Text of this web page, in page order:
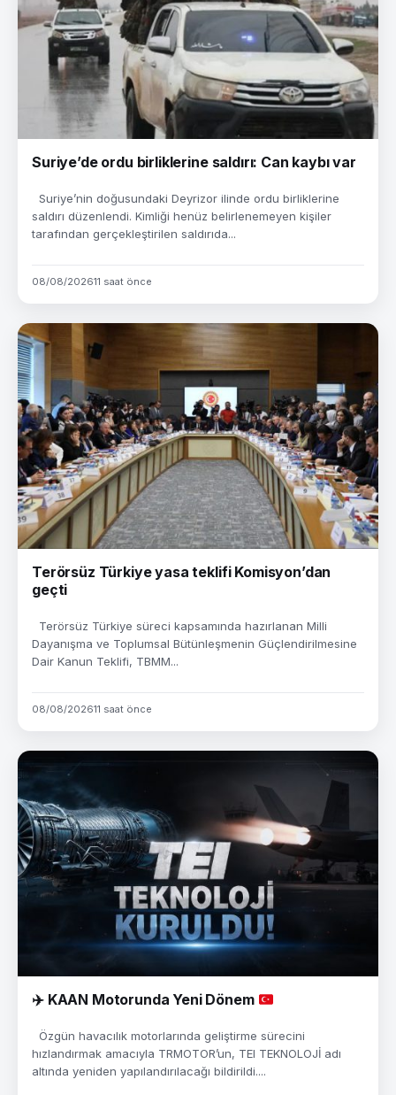
Suriye’de ordu birliklerine saldırı: Can kaybı var
Suriye’nin doğusundaki Deyrizor ilinde ordu birliklerine
saldırı düzenlendi. Kimliği henüz belirlenemeyen kişiler
tarafından gerçekleştirilen saldırıda...
08/08/202611 saat önce
Terörsüz Türkiye yasa teklifi Komisyon’dan
geçti
Terörsüz Türkiye süreci kapsamında hazırlanan Milli
Dayanışma ve Toplumsal Bütünleşmenin Güçlendirilmesine
Dair Kanun Teklifi, TBMM...
08/08/202611 saat önce
✈️KAAN Motorunda Yeni Dönem
Özgün havacılık motorlarında geliştirme sürecini
hızlandırmak amacıyla TRMOTOR’un, TEI TEKNOLOJİ adı
altında yeniden yapılandırılacağı bildirildi....